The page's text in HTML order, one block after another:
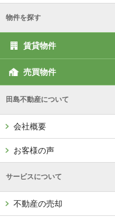
物件を探す
賃貸物件
売買物件
田島不動産について
会社概要
お客様の声
サービスについて
不動産の売却